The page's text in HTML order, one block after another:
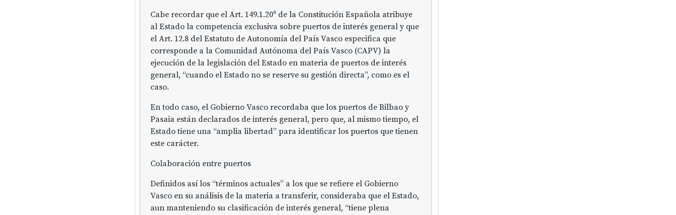
Cabe recordar que el Art. 149.1.20ª de la Constitución Española atribuye
al Estado la competencia exclusiva sobre puertos de interés general y que
el Art. 12.8 del Estatuto de Autonomía del País Vasco especifica que
corresponde a la Comunidad Autónoma del País Vasco (CAPV) la
ejecución de la legislación del Estado en materia de puertos de interés
general, “cuando el Estado no se reserve su gestión directa”, como es el
caso.
En todo caso, el Gobierno Vasco recordaba que los puertos de Bilbao y
Pasaia están declarados de interés general, pero que, al mismo tiempo, el
Estado tiene una “amplia libertad” para identificar los puertos que tienen
este carácter.
Colaboración entre puertos
Definidos así los “términos actuales” a los que se refiere el Gobierno
Vasco en su análisis de la materia a transferir, consideraba que el Estado,
aun manteniendo su clasificación de interés general, “tiene plena